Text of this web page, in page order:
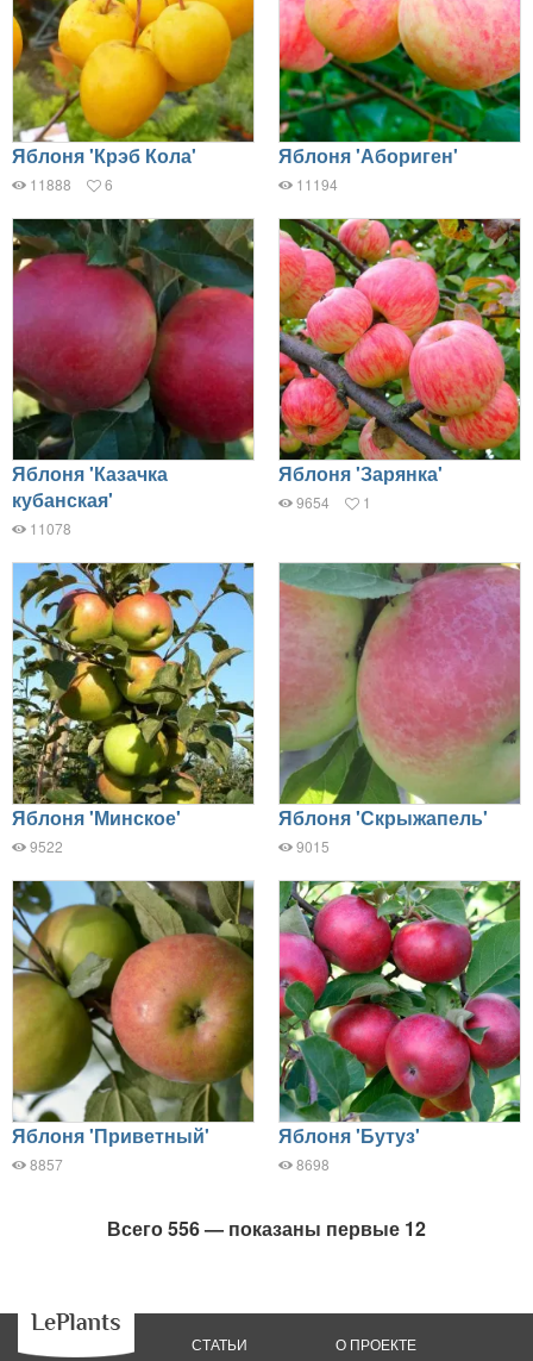
Яблоня 'Крэб Кола'
11888 6
Яблоня 'Абориген'
11194
Яблоня 'Казачка
кубанская'
11078
Яблоня 'Зарянка'
9654 1
Яблоня 'Минское'
9522
Яблоня 'Скрыжапель'
9015
Яблоня 'Приветный'
8857
Яблоня 'Бутуз'
8698
Всего 556 — показаны первые 12
СТАТЬИ О ПРОЕКТЕ